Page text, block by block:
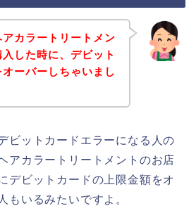
カラートリートメン
した時に、デビット
ーバーしちゃいまし
ビットカードエラーになる人の
アカラートリートメントのお店
デビットカードの上限金額をオ
もいるみたいですよ。